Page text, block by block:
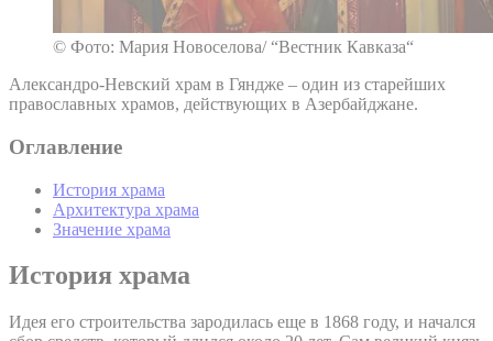
© Фото: Мария Новоселова/ “Вестник Кавказа“
Александро-Невский храм в Гяндже – один из старейших
православных храмов, действующих в Азербайджане.
Оглавление
История храма
Архитектура храма
Значение храма
История храма
Идея его строительства зародилась еще в 1868 году, и начался